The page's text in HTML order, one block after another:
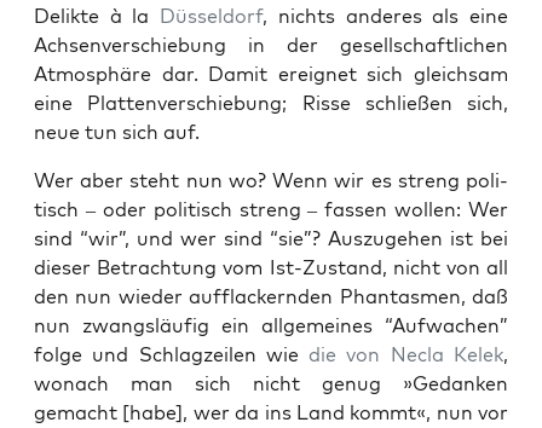
Delik­te à la Düs­sel­dorf, nichts ande­res als eine
Ach­sen­ver­schie­bung in der gesell­schaft­li­chen
Atmo­sphä­re dar. Damit ereig­net sich gleich­sam
eine Plat­ten­ver­schie­bung; Ris­se schlie­ßen sich,
neue tun sich auf.
Wer aber steht nun wo? Wenn wir es streng poli­
tisch – oder poli­tisch streng – fas­sen wol­len: Wer
sind “wir”, und wer sind “sie”? Aus­zu­ge­hen ist bei
die­ser Betrach­tung vom Ist-Zustand, nicht von all
den nun wie­der auf­fla­ckern­den Phan­tas­men, daß
nun zwangs­läu­fig ein all­ge­mei­nes “Auf­wa­chen”
fol­ge und Schlag­zei­len wie die von Necla Kelek,
wonach man sich nicht genug »Gedan­ken
gemacht [habe], wer da ins Land kommt«, nun vor